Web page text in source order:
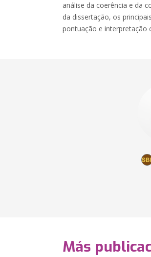
análise da coerência e da
da dissertação, os
pontuação e interpretação
Más